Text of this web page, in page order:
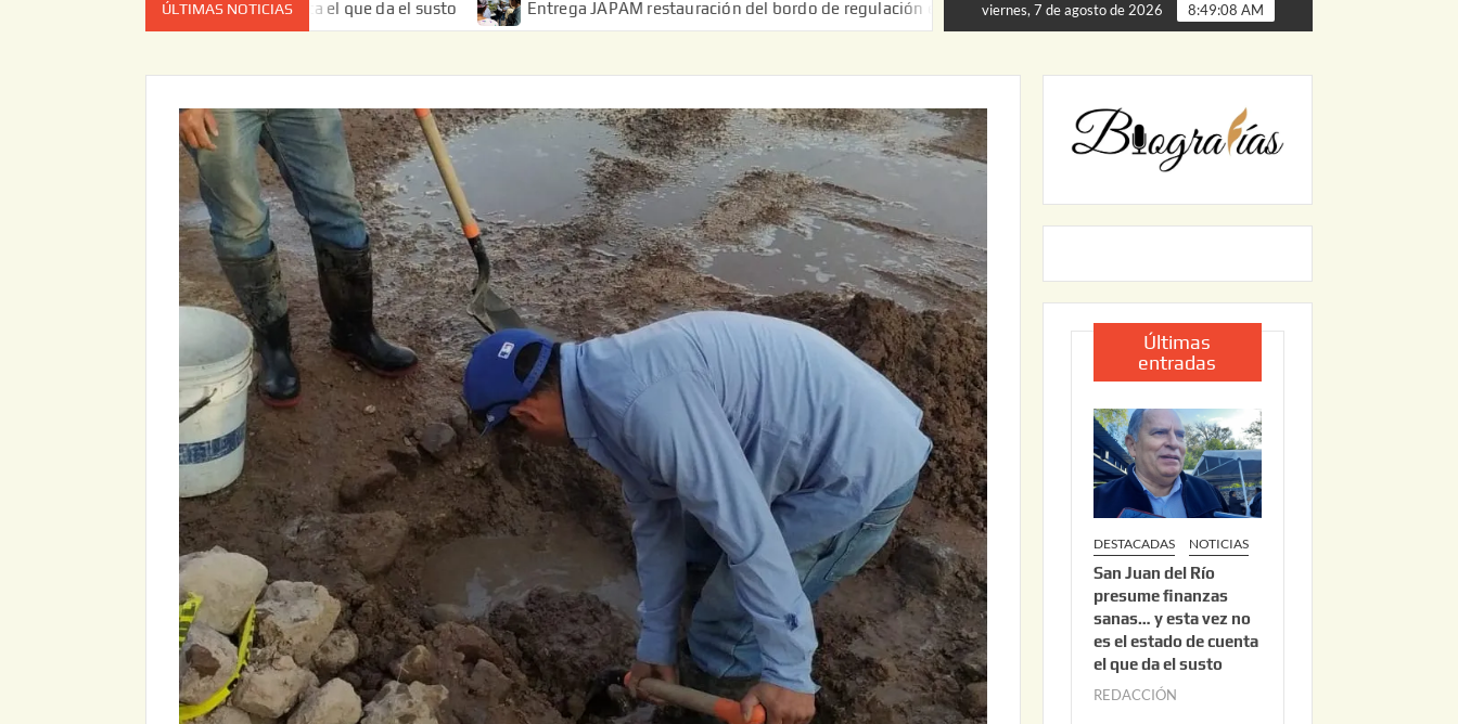
ÚLTIMAS NOTICIAS
es el estado de cuenta el que da el susto Entrega JAPAM restauración del bordo de regulación en el Ejido de Puerta de Palmillas ARRANCA JAPAM EL PROGRAMA “AGUA
viernes, 7 de agosto de 2026 8:49:10 AM
Últimas
entradas
DESTACADAS NOTICIAS
San Juan del Río
presume finanzas
sanas… y esta vez no
es el estado de cuenta
el que da el susto
REDACCIÓN